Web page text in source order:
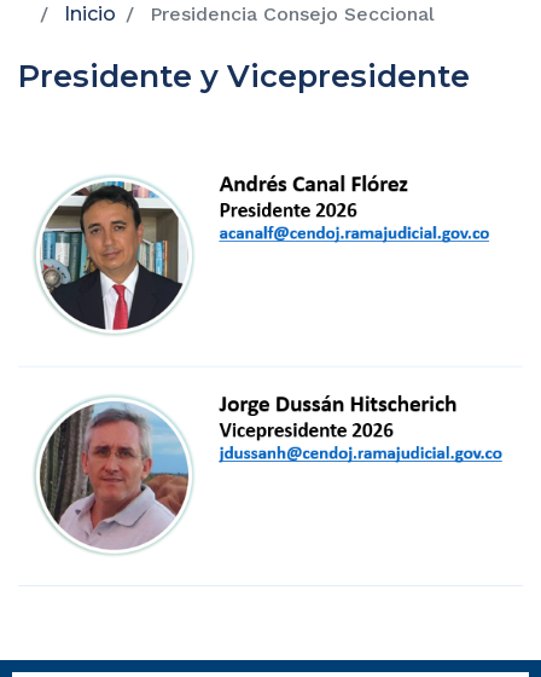
Inicio
Presidencia Consejo Seccional
Presidente y Vicepresidente